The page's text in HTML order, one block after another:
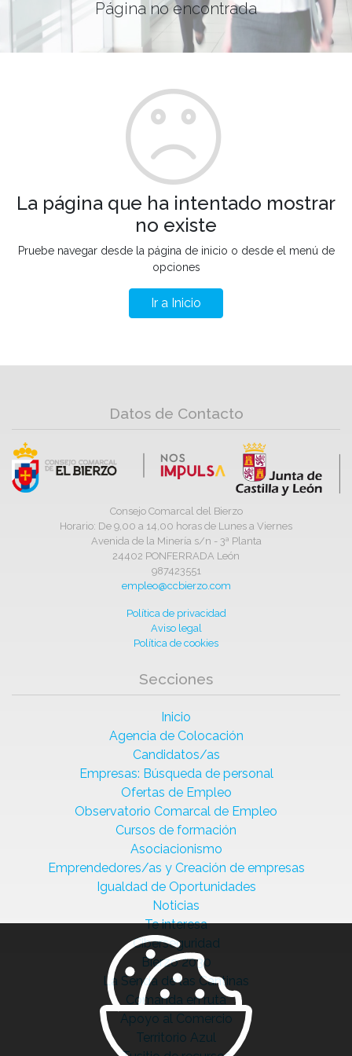
Página no encontrada
La página que ha intentado mostrar
no existe
Pruebe navegar desde la página de inicio o desde el menú de
opciones
Ir a Inicio
Datos de Contacto
Consejo Comarcal del Bierzo
Horario: De 9,00 a 14,00 horas de Lunes a Viernes
Avenida de la Minería s/n - 3ª Planta
24402 PONFERRADA León
987423551
empleo@ccbierzo.com
Política de privacidad
Aviso legal
Política de cookies
Secciones
Inicio
Agencia de Colocación
Candidatos/as
Empresas: Búsqueda de personal
Ofertas de Empleo
Observatorio Comarcal de Empleo
Cursos de formación
Asociacionismo
Emprendedores/as y Creación de empresas
Igualdad de Oportunidades
Noticias
Te interesa
Ciberseguridad
Bierzo 2030
La Senda de las Cantinas
Comanda en ruta
Apoyo al Comercio
Territorio Azul